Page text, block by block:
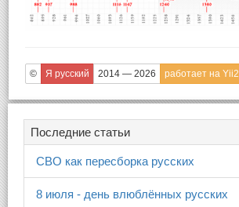
© Я русский 2014 — 2026 работает на Yii2
Последние статьи
СВО как пересборка русских
8 июля - день влюблённых русских